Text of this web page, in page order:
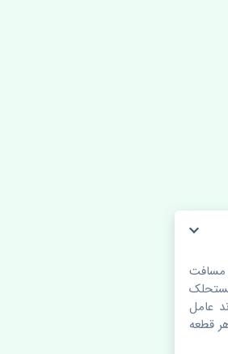
طی مسافت
عامل
قطعه